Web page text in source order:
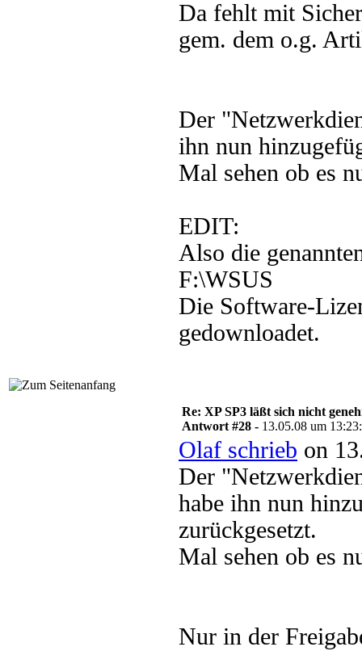
Da fehlt mit
gem. dem o.g.
Der
ihn nun
Mal sehen ob es
EDIT:
Also die
F:\WSUS
Die Software-
gedownloadet.
Re: XP SP3 läßt sich nicht
Antwort #28 - 13.05.08 um
Olaf schrieb on
Der
habe ihn nun
zurückgesetzt.
Mal sehen ob es
Nur in der